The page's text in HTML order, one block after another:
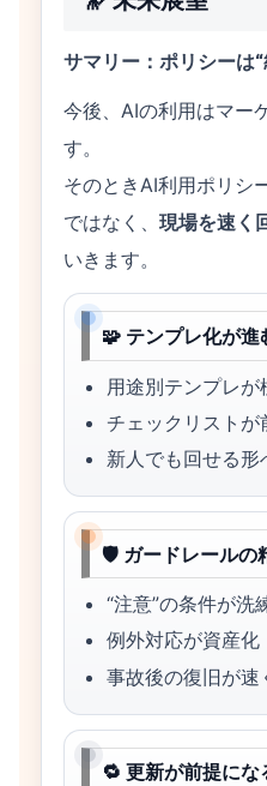
サマリー：ポリシーは
今後、AIの利用はマー
す。
そのときAI利用ポリシ
ではなく、 現場を速く
いきます。
🧩 テンプレ化が進
用途別テンプレが
チェックリストが
新人でも回せる形
🛡 ガードレールの
“注意”の条件が洗
例外対応が資産化
事故後の復旧が速
🔁 更新が前提にな